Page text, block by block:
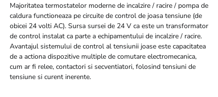
Majoritatea termostatelor moderne de incalzire / racire / pompa de
caldura functioneaza pe circuite de control de joasa tensiune (de
obicei 24 volti AC). Sursa sursei de 24 V ca este un transformator
de control instalat ca parte a echipamentului de incalzire / racire.
Avantajul sistemului de control al tensiunii joase este capacitatea
de a actiona dispozitive multiple de comutare electromecanica,
cum ar fi relee, contactori si secventiatori, folosind tensiuni de
tensiune si curent inerente.